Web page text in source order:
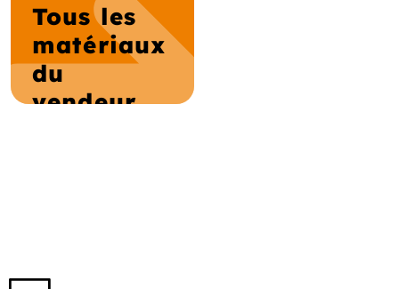
Tous les
matériaux
du
vendeur